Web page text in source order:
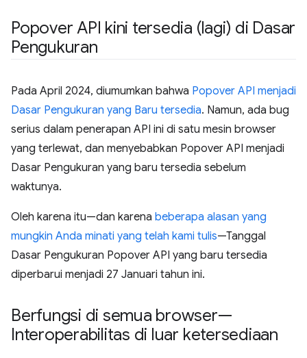
Popover API kini tersedia (lagi) di Dasar
Pengukuran
Pada April 2024, diumumkan bahwa Popover API menjadi
Dasar Pengukuran yang Baru tersedia. Namun, ada bug
serius dalam penerapan API ini di satu mesin browser
yang terlewat, dan menyebabkan Popover API menjadi
Dasar Pengukuran yang baru tersedia sebelum
waktunya.
Oleh karena itu—dan karena beberapa alasan yang
mungkin Anda minati yang telah kami tulis—Tanggal
Dasar Pengukuran Popover API yang baru tersedia
diperbarui menjadi 27 Januari tahun ini.
Berfungsi di semua browser—
Interoperabilitas di luar ketersediaan